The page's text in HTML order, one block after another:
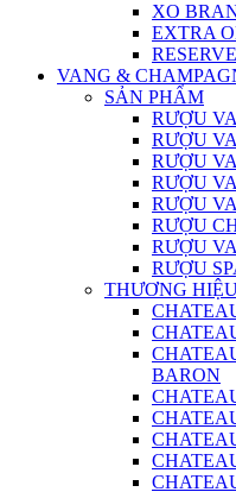
XO
EXTRA
VANG &
SẢN PHẨM
RƯỢU
RƯỢU
RƯỢU
RƯỢU
RƯỢU
RƯỢU
RƯỢU
RƯỢU
THƯƠNG
BARON